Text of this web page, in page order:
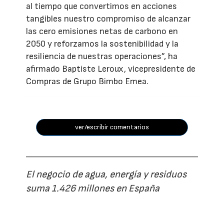
al tiempo que convertimos en acciones
tangibles nuestro compromiso de alcanzar
las cero emisiones netas de carbono en
2050 y reforzamos la sostenibilidad y la
resiliencia de nuestras operaciones”, ha
afirmado Baptiste Leroux, vicepresidente de
Compras de Grupo Bimbo Emea.
ver/escribir comentarios
El negocio de agua, energía y residuos
suma 1.426 millones en España